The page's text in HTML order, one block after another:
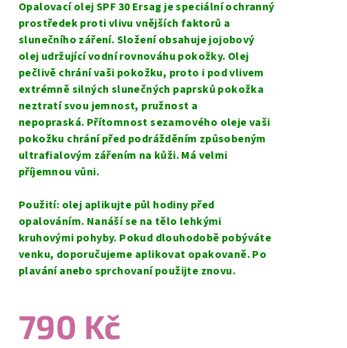
je
0,0
hvězdiček.
Opalovací olej SPF 30 Ersag je speciální ochranný
prostředek proti vlivu vnějších faktorů a
slunečního záření. Složení obsahuje jojobový
olej udržující vodní rovnováhu pokožky. Olej
pečlivě chrání vaši pokožku, proto i pod vlivem
extrémně silných slunečných paprsků pokožka
neztratí svou jemnost, pružnost a
nepopraská. Přítomnost sezamového oleje vaši
pokožku chrání před podrážděním způsobeným
ultrafialovým zářením na kůži. Má velmi
příjemnou vůni.
Použití: olej aplikujte půl hodiny před
opalováním. Nanáší se na tělo lehkými
kruhovými pohyby. Pokud dlouhodobě pobýváte
venku, doporučujeme aplikovat opakovaně. Po
plavání anebo sprchovaní použijte znovu.
790 Kč